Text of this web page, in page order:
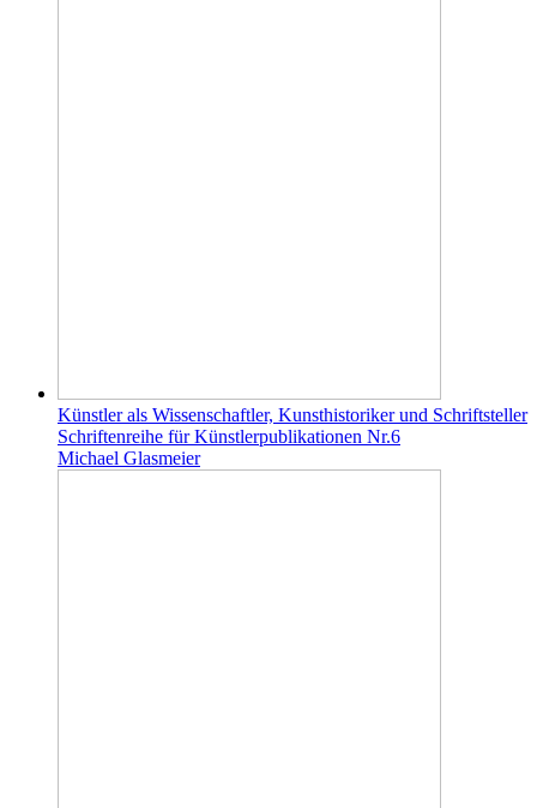
Künstler als Wissenschaftler, Kunsthistoriker und Schriftsteller
Schriftenreihe für Künstlerpublikationen Nr.6
Michael Glasmeier